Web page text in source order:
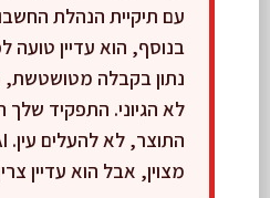
עם תיקיית הנהלת
בנוסף, הוא עדיין
נתון בקבלה
לא הגיוני. התפקיד
מצוין, אבל הוא עדיין